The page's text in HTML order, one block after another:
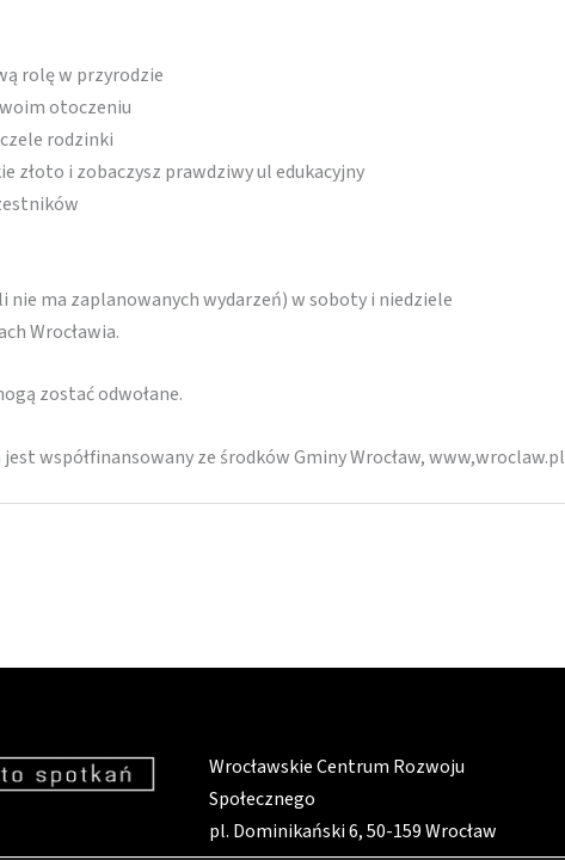
rolę w przyrodzie
otoczeniu
rodzinki
złoto i zobaczysz prawdziwy ul edukacyjny
ma zaplanowanych wydarzeń) w soboty i niedziele
Wrocławia.
zostać odwołane.
współfinansowany ze środków Gminy Wrocław, www,wroclaw.pl
Wrocławskie Centrum Rozwoju
Społecznego
pl. Dominikański 6, 50-159 Wrocław